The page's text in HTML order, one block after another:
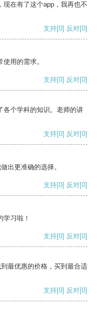
在有了这个app，我再也不
支持[0] 反对[0]
用的需求。
支持[0] 反对[0]
各个学科的知识。老师的讲
支持[0] 反对[0]
出更准确的选择。
支持[0] 反对[0]
习啦！
支持[0] 反对[0]
最优惠的价格，买到最合适
支持[0] 反对[0]